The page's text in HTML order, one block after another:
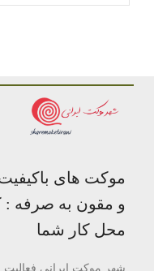
موکت های
و مقون به صرفه :
محل کار شما